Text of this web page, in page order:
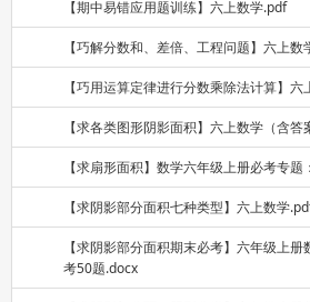
【期中易错应用题训练】六上数学.pdf
【巧解分数和、差倍、工程问题】六上数
【巧用运算定律进行分数乘除法计算】六
【求各类图形阴影面积】六上数学（含答
【求扇形面积】数学六年级上册必考专
【求阴影部分面积七种类型】六上数学
【求阴影部分面积期末必考】六年级上
考50题.docx